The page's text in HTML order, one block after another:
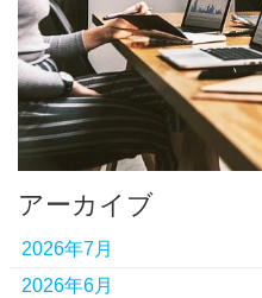
アーカイブ
2026年7月
2026年6月